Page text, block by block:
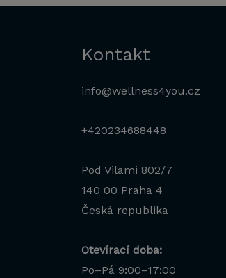
Kontakt
info@wellness4you.cz
+420234688448
Pod Vilami 802/7
140 00 Praha 4
Česká republika
Otevírací doba:
Po–Pá 9:00–17:00